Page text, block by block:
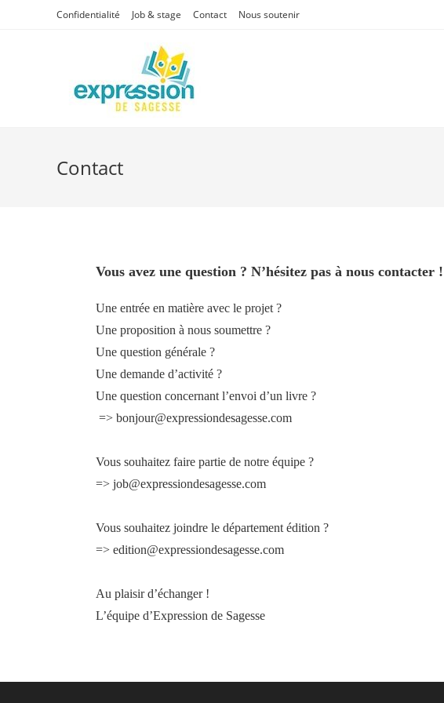
Confidentialité Job & stage Contact Nous soutenir
Contact
Vous avez une question ? N’hésitez pas à nous contacter !
Une entrée en matière avec le projet ?
Une proposition à nous soumettre ?
Une question générale ?
Une demande d’activité ?
Une question concernant l’envoi d’un livre ?
=> bonjour@expressiondesagesse.com
Vous souhaitez faire partie de notre équipe ?
=> job@expressiondesagesse.com
Vous souhaitez joindre le département édition ?
=> edition@expressiondesagesse.com
Au plaisir d’échanger !
L’équipe d’Expression de Sagesse